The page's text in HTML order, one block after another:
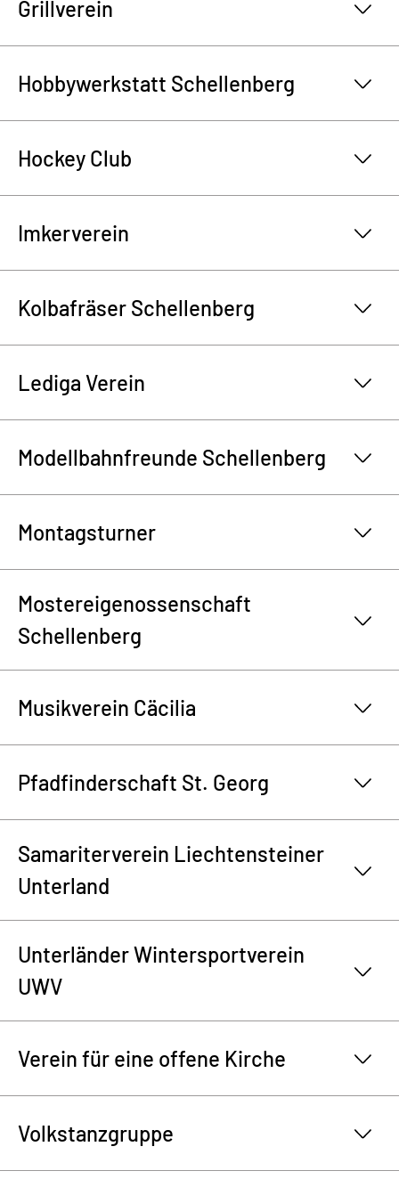
Grillverein
Hobbywerkstatt Schellenberg
Hockey Club
Imkerverein
Kolbafräser Schellenberg
Lediga Verein
Modellbahnfreunde Schellenberg
Montagsturner
Mostereigenossenschaft
Schellenberg
Musikverein Cäcilia
Pfadfinderschaft St. Georg
Samariterverein Liechtensteiner
Unterland
Unterländer Wintersportverein
UWV
Verein für eine offene Kirche
Volkstanzgruppe